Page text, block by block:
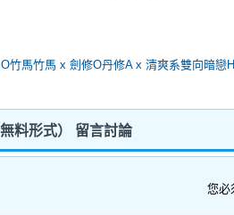
竹馬竹馬 x 劍修O丹修A x 清爽系雙向暗戀
料形式） 留言討論
您必